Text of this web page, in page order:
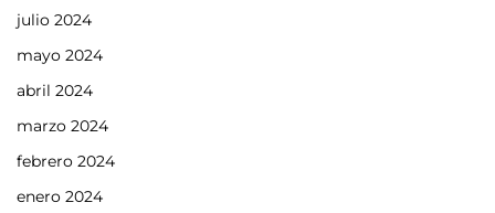
julio 2024
mayo 2024
abril 2024
marzo 2024
febrero 2024
enero 2024